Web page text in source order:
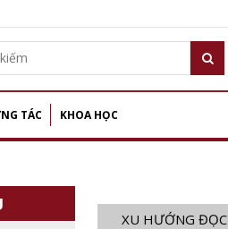
TÁC KHOA HỌC
XU HƯỚNG ĐỌC